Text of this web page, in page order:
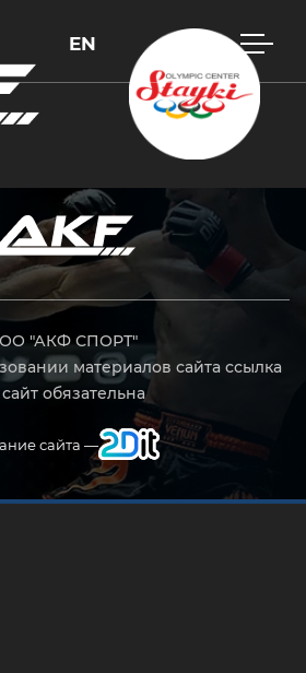
EN
"АКФ СПОРТ"
материалов сайта ссылка
обязательна
сайта —
или Esc, чтобы закрыть